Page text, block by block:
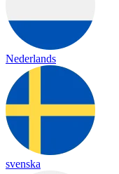
Nederlands
svenska